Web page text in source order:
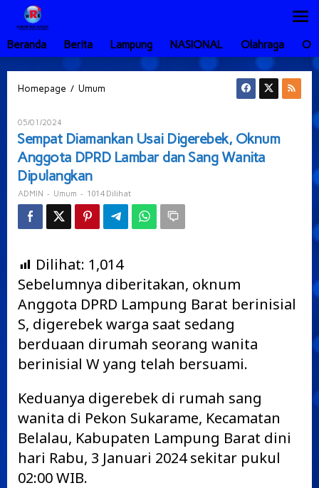
Lewati
konten
Beranda
Berita Lampung NASIONAL Olahraga
Homepage / Umum
Oknum
Anggota
dan
Sang
Wanita
05/01/2024
ADMIN
Sempat Diamankan Usai Digerebek, Oknum
Anggota DPRD Lambar dan Sang Wanita
Dipulangkan
ADMIN - Umum - 1014 Dilihat
Dilihat: 1,014
Sebelumnya diberitakan, oknum
Anggota DPRD Lampung Barat berinisial
S, digerebek warga saat sedang
berduaan dirumah seorang wanita
berinisial W yang telah bersuami.
Keduanya digerebek di rumah sang
wanita di Pekon Sukarame, Kecamatan
Belalau, Kabupaten Lampung Barat dini
hari Rabu, 3 Januari 2024 sekitar pukul
02:00 WIB.